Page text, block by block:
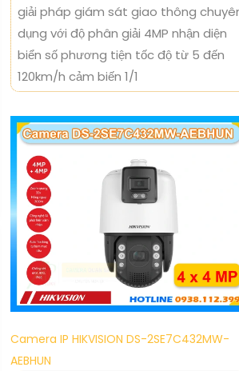
giải pháp giám sát giao thông
dụng với độ phân giải 4MP nhận diện
biển số phương tiện tốc độ từ 5 đến
120km/h cảm biến 1/1
Camera IP HIKVISION DS-2SE7C432MW-
AEBHUN